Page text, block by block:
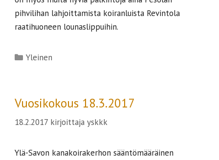
pihvilihan lahjoittamista koiranluista Revintola
raatihuoneen lounaslippuihin.
Kategoriat
Yleinen
Vuosikokous 18.3.2017
18.2.2017 kirjoittaja yskkk
Ylä-Savon kanakoirakerhon sääntömääräinen